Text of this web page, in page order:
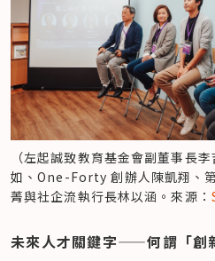
（左起誠致教育基金會副董事長
如、One-Forty 創辦人陳凱翔、
菁與社企流執行長林以涵。來源：
未來人才關鍵字——何謂「創